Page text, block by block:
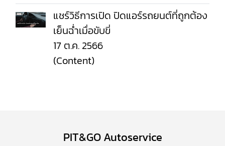
แชร์วิธีการเปิด ปิดแอร์รถยนต์ที่ถูกต้อง
เย็นฉ่ำเมื่อขับขี่
17 ต.ค. 2566
(Content)
PIT&GO Autoservice